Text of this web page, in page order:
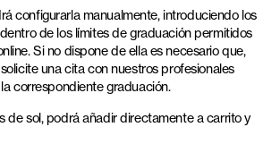
configurarla manualmente, introduciendo los
de los límites de graduación permitidos
Si no dispone de ella es necesario que,
una cita con nuestros profesionales
correspondiente graduación.
de sol, podrá añadir directamente a carrito y